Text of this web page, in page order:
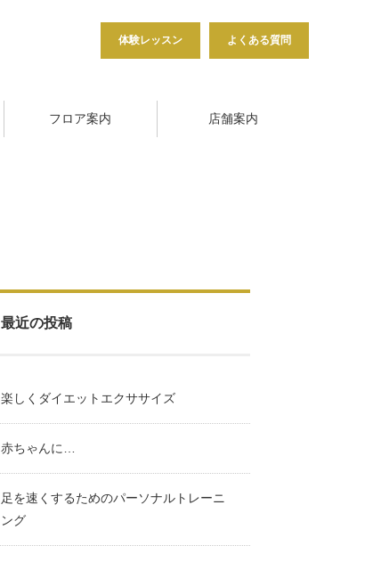
体験レッスン よくある質問
フロア案内 店舗案内
最近の投稿
楽しくダイエットエクササイズ
赤ちゃんに…
足を速くするためのパーソナルトレーニ
ング